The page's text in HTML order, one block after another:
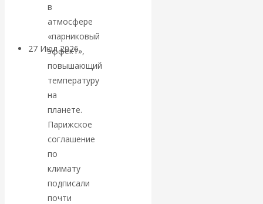
вчера и сегодня
27 Июл 2026Мировая
валютная система
Валентин
КАтасонов.
«МЕТОД
ОТМЫВАНИЯ
в
атмосфере
«парниковый
эффект»,
повышающий
температуру
на
планете.
Парижское
соглашение
по
климату
подписали
почти